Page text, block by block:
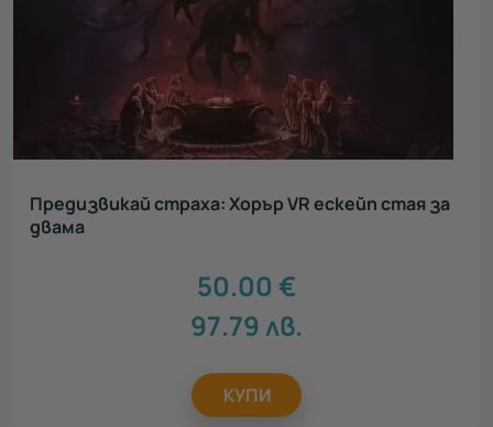
Предизвикай страха: Хорър VR ескейп стая за
двама
50.00 €
97.79 лв.
КУПИ